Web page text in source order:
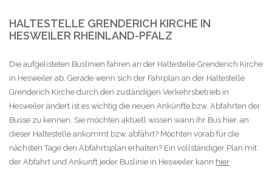
HALTESTELLE GRENDERICH KIRCHE IN
HESWEILER RHEINLAND-PFALZ
Die aufgelisteten Buslinien fahren an der Haltestelle Grenderich Kirche
in Hesweiler ab. Gerade wenn sich der Fahrplan an der Haltestelle
Grenderich Kirche durch den zuständigen Verkehrsbetrieb in
Hesweiler ändert ist es wichtig die neuen Ankünfte bzw. Abfahrten der
Busse zu kennen. Sie möchten aktuell wissen wann Ihr Bus hier, an
dieser Haltestelle ankommt bzw. abfährt? Möchten vorab für die
nächsten Tage den Abfahrtsplan erhalten? Ein vollständiger Plan mit
der Abfahrt und Ankunft jeder Buslinie in Hesweiler kann hier